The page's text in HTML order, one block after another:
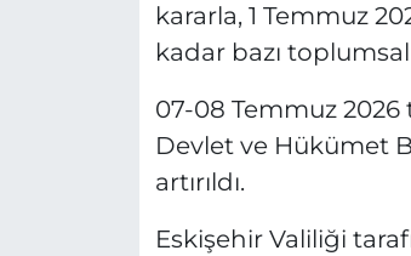
kararla, 1 Temmuz
kadar bazı
07-08 Temmuz 2026
Devlet ve Hükümet
artırıldı.
Eskişehir Valiliği